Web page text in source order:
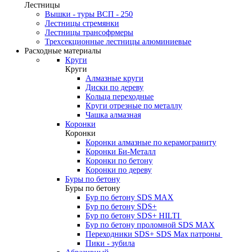
Лестницы
Вышки - туры ВСП - 250
Лестницы стремянки
Лестницы трансофрмеры
Трехсекционные лестницы алюминиевые
Расходные материалы
Круги
Круги
Алмазные круги
Диски по дереву
Кольца переходные
Круги отрезные по металлу
Чашка алмазная
Коронки
Коронки
Коронки алмазные по керамограниту
Коронки Би-Металл
Коронки по бетону
Коронки по дереву
Буры по бетону
Буры по бетону
Бур по бетону SDS MAX
Бур по бетону SDS+
Бур по бетону SDS+ HILTI
Бур по бетону проломной SDS MAX
Переходники SDS+ SDS Max патроны
Пики - зубила